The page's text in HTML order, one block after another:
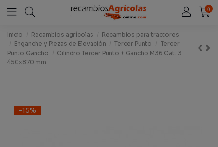
0
Inicio Recambios agrícolas
Recambios para tractores
Enganche y Piezas de Elevación
Tercer Punto
Tercer
Punto Gancho
Cilindro Tercer Punto + Gancho M36 Cat. 3
450x870 mm.
-15%